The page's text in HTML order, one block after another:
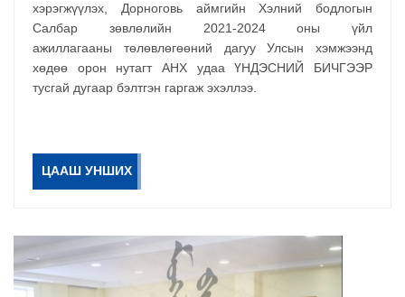
хэрэгжүүлэх, Дорноговь аймгийн Хэлний бодлогын
Салбар зөвлөлийн 2021-2024 оны үйл
ажиллагааны төлөвлөгөөний дагуу Улсын хэмжээнд
хөдөө орон нутагт АНХ удаа ҮНДЭСНИЙ БИЧГЭЭР
тусгай дугаар бэлтгэн гаргаж эхэллээ.
ЦААШ УНШИХ